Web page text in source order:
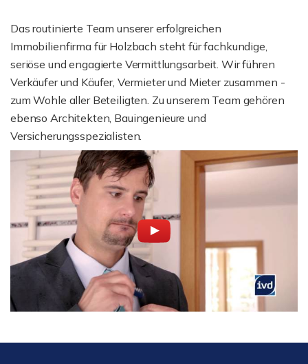
Das routinierte Team unserer erfolgreichen
Immobilienfirma für Holzbach steht für fachkundige,
seriöse und engagierte Vermittlungsarbeit. Wir führen
Verkäufer und Käufer, Vermieter und Mieter zusammen -
zum Wohle aller Beteiligten. Zu unserem Team gehören
ebenso Architekten, Bauingenieure und
Versicherungsspezialisten.